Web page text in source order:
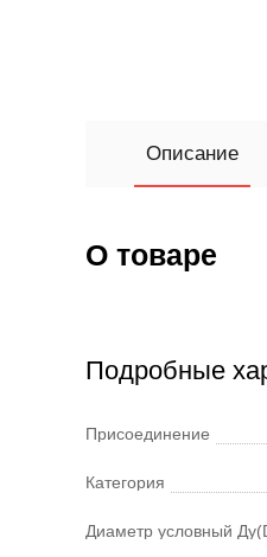
Описание
О товаре
Подробные
Присоединение
Категория
Диаметр условный